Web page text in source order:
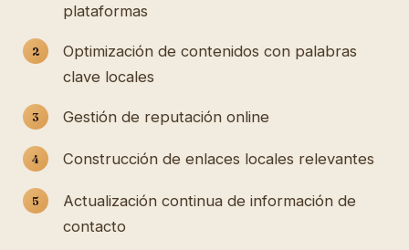
plataformas
Optimización de contenidos con palabras
clave locales
Gestión de reputación online
Construcción de enlaces locales relevantes
Actualización continua de información de
contacto